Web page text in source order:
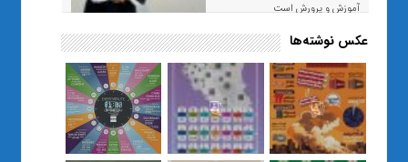
آموزش و پرورش است
«صبر و اعتماد؛ روایت معلمی که
نسل Z را از بی‌هدفی به خودباوری
رساند / از یک کلاس ساده در قم تا
حضور مشترک معلم و هنرجویان
در مهم‌ترین گالری قرآنی هوش
مصنوعی تهران
عکس نوشته‌ها